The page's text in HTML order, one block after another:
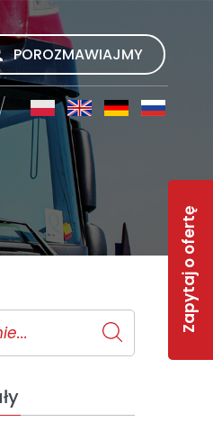
Zapytaj o ofertę
SP. Z O.O.
POROZMAWIAJMY